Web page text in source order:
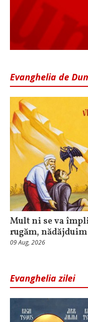
Evanghelia de
Mult ni se va
rugăm,
09 Aug, 2026
Evanghelia zilei